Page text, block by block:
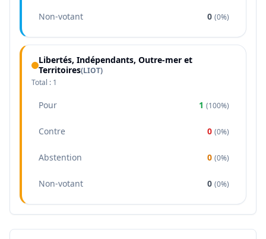
Non-votant 0 (0%)
Libertés, Indépendants, Outre-mer et
Territoires(LIOT)
Total : 1
Pour 1 (100%)
Contre 0 (0%)
Abstention 0 (0%)
Non-votant 0 (0%)